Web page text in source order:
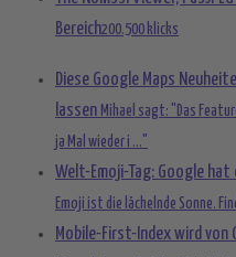
Bereich200.500 klicks
Diese Google Maps
lassen Mihael sagt: "Das
ja Mal wieder i ..."
Welt-Emoji-Tag: Google hat
Emoji ist die lächelnde Sonne.
Mobile-First-Index wird